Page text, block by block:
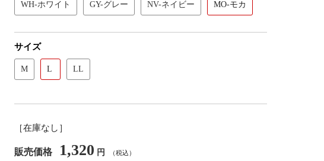
WH-ホワイト GY-グレー NV-ネイビー MO-モカ
サイズ
M L LL
［在庫なし］
販売価格 1,320 円 （税込）